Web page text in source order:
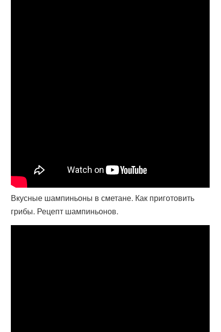
Вкусные шампиньоны в сметане. Как приготовить
грибы. Рецепт шампиньонов.